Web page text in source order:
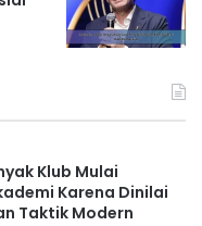
Klub Mulai
Karena Dinilai
Taktik Modern